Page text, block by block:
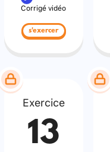
Corrigé vidéo
s'exercer
Exercice
13